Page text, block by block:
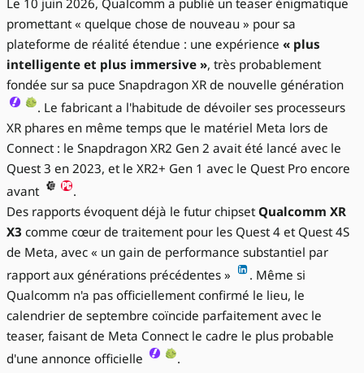
Le 10 juin 2026, Qualcomm a publié un teaser énigmatique
promettant « quelque chose de nouveau » pour sa
plateforme de réalité étendue : une expérience « plus
intelligente et plus immersive », très probablement
fondée sur sa puce Snapdragon XR de nouvelle génération
. Le fabricant a l'habitude de dévoiler ses processeurs
XR phares en même temps que le matériel Meta lors de
Connect : le Snapdragon XR2 Gen 2 avait été lancé avec le
Quest 3 en 2023, et le XR2+ Gen 1 avec le Quest Pro encore
avant
.
Des rapports évoquent déjà le futur chipsetQualcomm XR
X3 comme cœur de traitement pour les Quest 4 et Quest 4S
de Meta, avec « un gain de performance substantiel par
rapport aux générations précédentes »
. Même si
Qualcomm n'a pas officiellement confirmé le lieu, le
calendrier de septembre coïncide parfaitement avec le
teaser, faisant de Meta Connect le cadre le plus probable
d'une annonce officielle
.